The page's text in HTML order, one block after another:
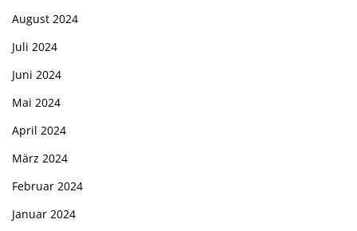
August 2024
Juli 2024
Juni 2024
Mai 2024
April 2024
März 2024
Februar 2024
Januar 2024